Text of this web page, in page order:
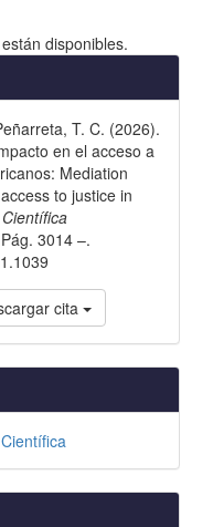
disponibles.
T. C. (2026).
en el acceso a
Mediation
to justice in
3014 –.
cita